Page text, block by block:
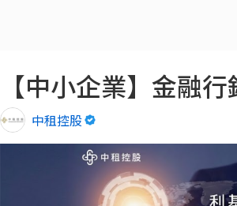
【中小企業】金融
中租控股